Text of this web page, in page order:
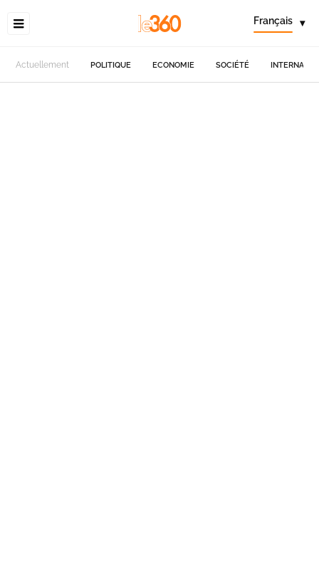
Français ▾
Actuellement POLITIQUE ECONOMIE SOCIÉTÉ